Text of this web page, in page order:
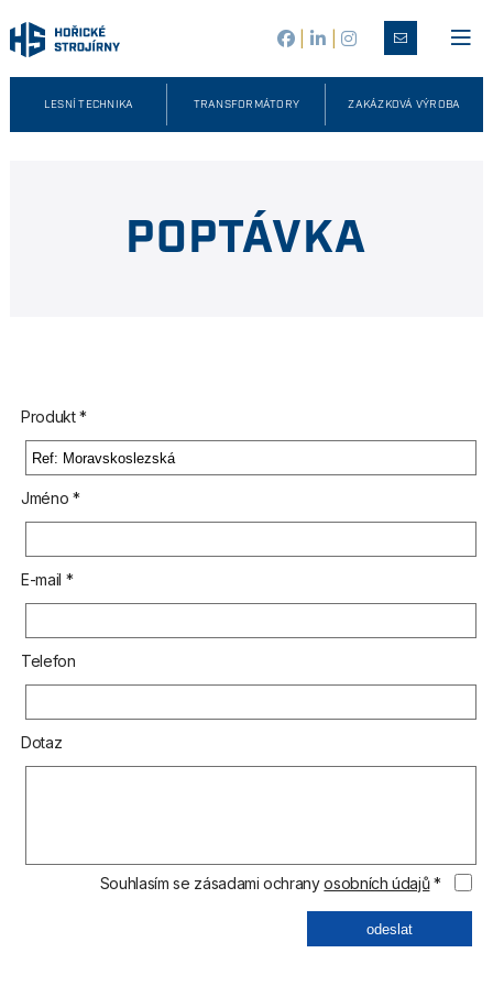
LESNÍ TECHNIKA TRANSFORMÁTORY ZAKÁZKOVÁ VÝROBA
POPTÁVKA
Produkt *
Jméno *
E-mail *
Telefon
Dotaz
Souhlasím se zásadami ochranyosobních údajů*
odeslat